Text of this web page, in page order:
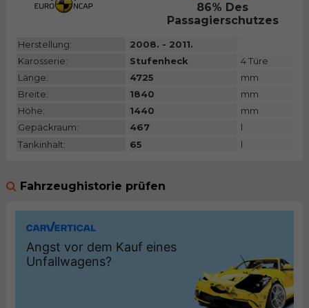
86% Des
Passagierschutzes
Herstellung:
2008. - 2011.
Karosserie:
Stufenheck
4 Türe
Länge:
4725
mm
Breite:
1840
mm
Höhe:
1440
mm
Gepäckraum:
467
l
Tankinhalt:
65 l
Fahrzeughistorie prüfen